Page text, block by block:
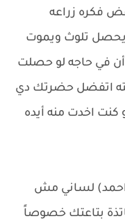
فكره زراعه
يحصل تلوث ويموت
أن في حاجه لو حصلت
اتفضل حضرتك دي
كنت اخدت منه أيده
لساني مش
بتاعتك خصوصاً